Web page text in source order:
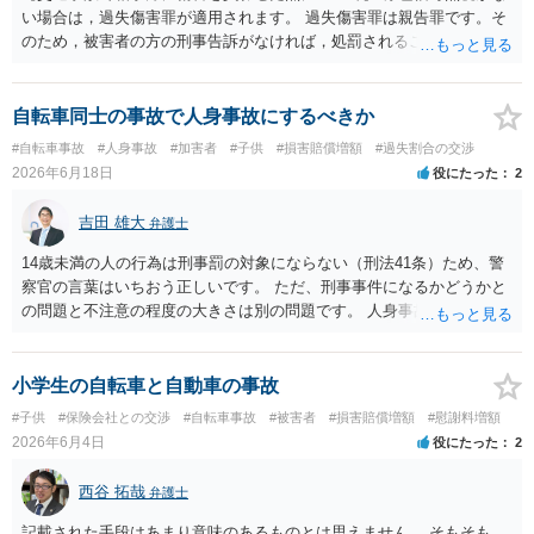
い場合は，過失傷害罪が適用されます。 過失傷害罪は親告罪です。そ
のため，被害者の方の刑事告訴がなければ，処罰されることはありま
あれば，示談が成立すれば告訴をすることはないと思います。 したが
いまして，被害者との示談を優先し，これにより告訴がない状態とす
れば，刑事処分を受けることはなくなります。 一方，赤色信号無視が
あった場合は，少し複雑になります。 単純に過失傷害罪と判断される
のであれば，赤色信号無視がない場合と同じで，親告罪となります
（結論は上記と同じです。）。 ただ，赤信号無視（といっても，本件
では殊更無視にはなりません。看過です）は過失の中でも重大なもの
ですから，重過失致傷罪が成立すると判断される場合もあり得ると思
います。重過失致傷罪は親告罪ではありません。 もっとも，自転車よ
り重い自動車の場合には，過失運転致傷罪であっても，「傷害が軽い
場合には，情状により，その刑を免除することができる」との規定が
あります。したがいまして，不起訴にされる可能性が大きくなるので
す。 そうすると自転車でも同様に考えられ，２週間の怪我であれば，
被害者の意思により不起訴につながる可能性が大きくなるでしょう。
やはり示談交渉は大事になると思います。
自転車同士の事故で人身事故にするべきか
#自転車事故 #人身事故 #加害者 #子供 #損害賠償増額 #過失割合の交渉
2026年6月18日 役にたった 2
吉田 雄大 弁護士
14歳未満の人の行為は刑事罰の対象にならない（刑法41条）ため、警
察官の言葉はいちおう正しいです。 ただ、刑事事件になるかどうかと
の問題と不注意の程度の大きさは別の問題です。 人身事故の届出を行
はありません。
小学生の自転車と自動車の事故
#子供 #保険会社との交渉 #自転車事故 #被害者 #損害賠償増額 #慰謝料増額
2026年6月4日 役にたった 2
西谷 拓哉 弁護士